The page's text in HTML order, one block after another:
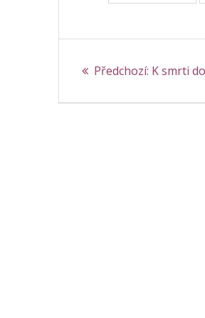
Předchozí: Předchozí
K smrti